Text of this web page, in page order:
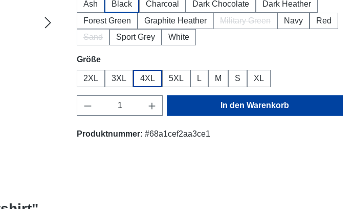
Ash Black Charcoal Dark Chocolate
Dark Heather
Forest Green
Graphite Heather Military Green
(Diese Option ist zurzeit nicht
Navy
Red
Sand
(Diese Option ist zurzeit nicht verfügbar.)
Sport Grey White
Größeauswählen
2XL 3XL 4XL 5XL L M S XL
Produkt Anzahl: Gib den gewünschten Wert ein
In den Warenkorb
Produktnummer: #68a1cef2aa3ce1